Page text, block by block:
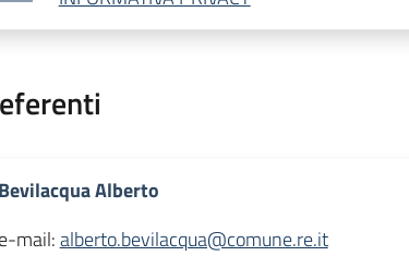
Bevilacqua Alberto
e-mail:alberto.bevilacqua@comune.re.it